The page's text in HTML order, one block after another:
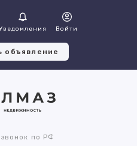
Войти
объявление
по РФ